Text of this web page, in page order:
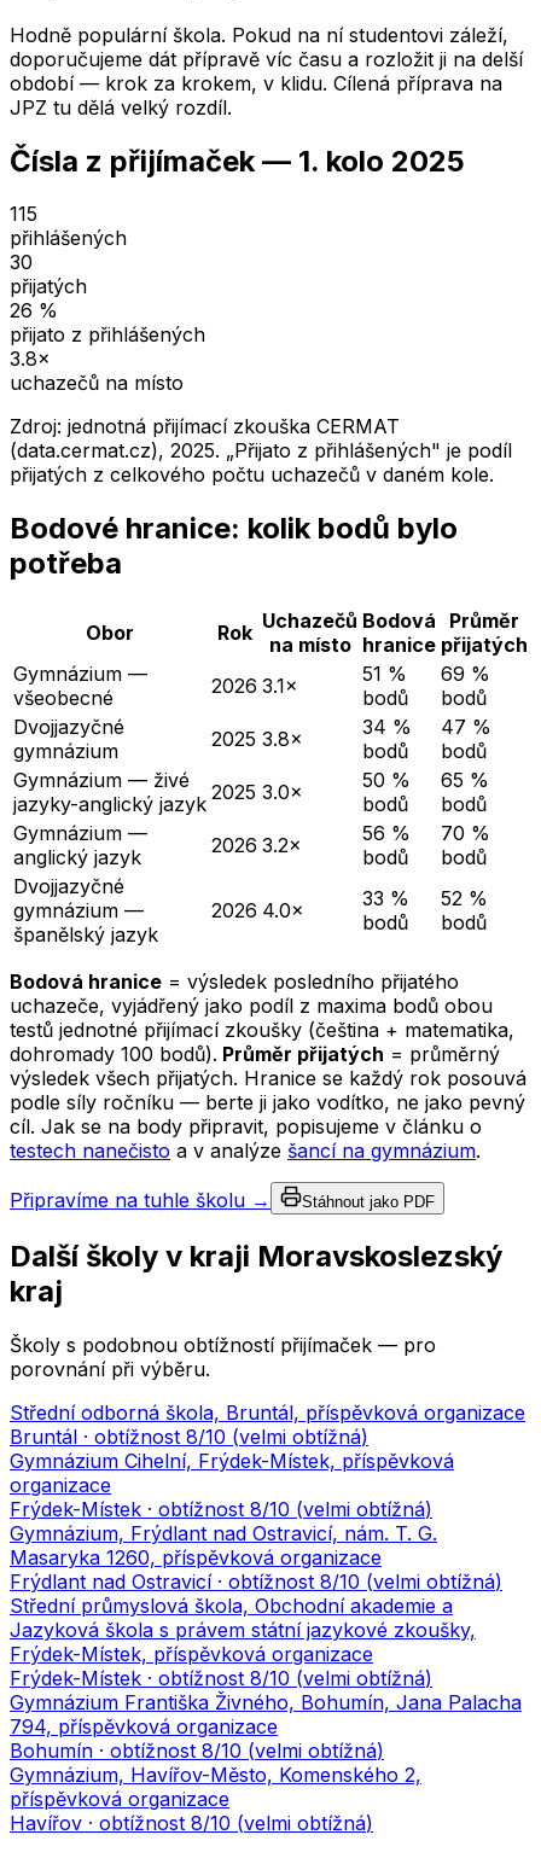
Hodně populární škola. Pokud na ní studentovi záleží,
doporučujeme dát přípravě víc času a rozložit ji na delší
období — krok za krokem, v klidu. Cílená příprava na
JPZ tu dělá velký rozdíl.
Čísla z přijímaček — 1. kolo 2025
115
přihlášených
30
přijatých
26 %
přijato z přihlášených
3.8×
uchazečů na místo
Zdroj: jednotná přijímací zkouška CERMAT
(data.cermat.cz), 2025. „Přijato z přihlášených" je podíl
přijatých z celkového počtu uchazečů v daném kole.
Bodové hranice: kolik bodů bylo
potřeba
Obor Rok Uchazečů
na místo
Bodová
hranice
Průměr
přijatých
Gymnázium —
všeobecné
2026 3.1×
51 %
bodů
69 %
bodů
Dvojjazyčné
gymnázium
2025 3.8×
34 %
bodů
47 %
bodů
Gymnázium — živé
jazyky-anglický jazyk 2025 3.0×
50 %
bodů
65 %
bodů
Gymnázium —
anglický jazyk
2026 3.2×
56 %
bodů
70 %
bodů
Dvojjazyčné
gymnázium —
španělský jazyk
2026 4.0×
33 %
bodů
52 %
bodů
Bodová hranice = výsledek posledního přijatého
uchazeče, vyjádřený jako podíl z maxima bodů obou
testů jednotné přijímací zkoušky (čeština + matematika,
dohromady 100 bodů). Průměr přijatých = průměrný
výsledek všech přijatých. Hranice se každý rok posouvá
podle síly ročníku — berte ji jako vodítko, ne jako pevný
cíl. Jak se na body připravit, popisujeme v článku o
testech nanečisto a v analýze šancí na gymnázium.
Připravíme na tuhle školu → Stáhnout jako PDF
Další školy v kraji Moravskoslezský
kraj
Školy s podobnou obtížností přijímaček — pro
porovnání při výběru.
Střední odborná škola, Bruntál, příspěvková organizace
Bruntál · obtížnost 8/10 (velmi obtížná)
Gymnázium Cihelní, Frýdek-Místek, příspěvková
organizace
Frýdek-Místek · obtížnost 8/10 (velmi obtížná)
Gymnázium, Frýdlant nad Ostravicí, nám. T. G.
Masaryka 1260, příspěvková organizace
Frýdlant nad Ostravicí· obtížnost 8/10 (velmi obtížná)
Střední průmyslová škola, Obchodní akademie a
Jazyková škola s právem státní jazykové zkoušky,
Frýdek-Místek, příspěvková organizace
Frýdek-Místek · obtížnost 8/10 (velmi obtížná)
Gymnázium Františka Živného, Bohumín, Jana Palacha
794, příspěvková organizace
Bohumín · obtížnost 8/10 (velmi obtížná)
Gymnázium, Havířov-Město, Komenského 2,
příspěvková organizace
Havířov · obtížnost 8/10 (velmi obtížná)